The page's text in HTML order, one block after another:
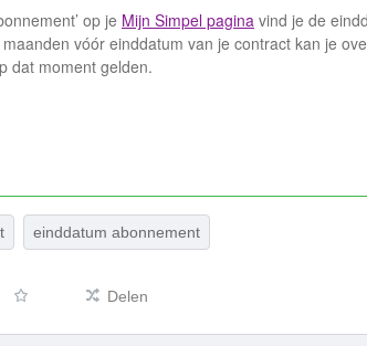
op je Mijn Simpel pagina vind je de
vóór einddatum van je contract kan je
dat moment gelden.
einddatum abonnement
Delen